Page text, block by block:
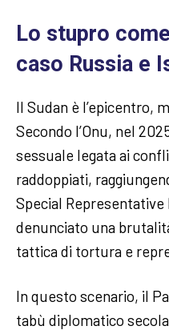
Lo stupro
caso Russia e
Il Sudan è l’epicentro,
Secondo l’Onu, nel
sessuale legata ai
raddoppiati,
Special
denunciato una
tattica di tortura e
In questo scenario, il
tabù diplomatico